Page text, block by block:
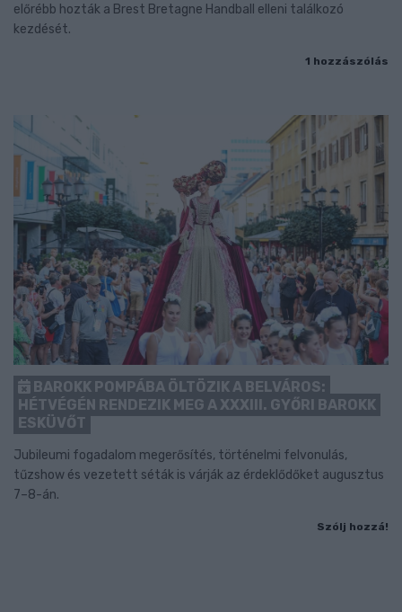
előrébb hozták a Brest Bretagne Handball elleni találkozó
kezdését.
1 hozzászólás
BAROKK POMPÁBA ÖLTÖZIK A BELVÁROS:
HÉTVÉGÉN RENDEZIK MEG A XXXIII. GYŐRI BAROKK
ESKÜVŐT
Jubileumi fogadalom megerősítés, történelmi felvonulás,
tűzshow és vezetett séták is várják az érdeklődőket augusztus
7–8-án.
Szólj hozzá!